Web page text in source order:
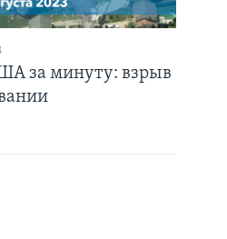
за минуту: взрыв